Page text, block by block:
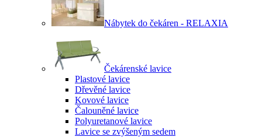
Nábytek do čekáren - RELAXIA
Čekárenské lavice
Plastové lavice
Dřevěné lavice
Kovové lavice
Čalouněné lavice
Polyuretanové lavice
Lavice se zvýšeným sedem